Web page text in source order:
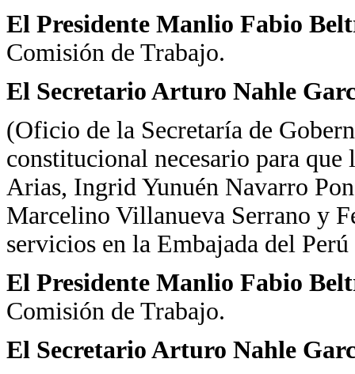
El Presidente Manlio Fabio
Comisión de Trabajo.
El Secretario Arturo Nahle
(Oficio de la Secretaría de
constitucional necesario para que
Arias, Ingrid Yunuén Navarro
Marcelino Villanueva Serrano y
servicios en la Embajada del
El Presidente Manlio Fabio
Comisión de Trabajo.
El Secretario Arturo Nahle